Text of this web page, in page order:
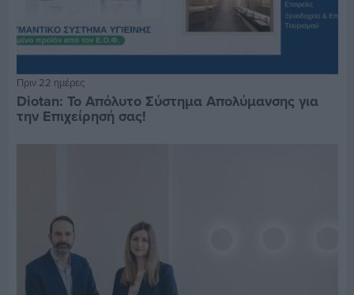
Πριν 22 ημέρες
Diotan: Το Απόλυτο Σύστημα Απολύμανσης για
την Επιχείρησή σας!